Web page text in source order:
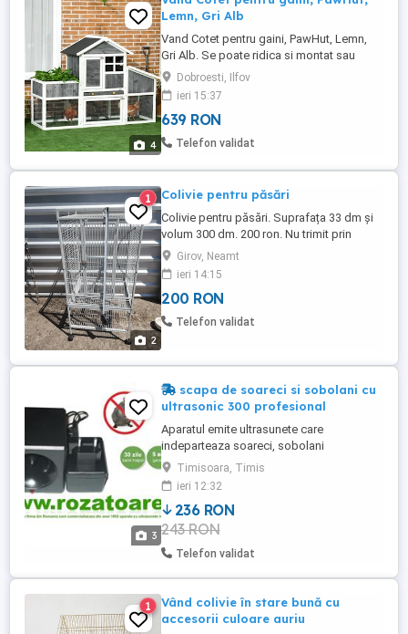
4
Lemn, Gri Alb
Vand Cotet pentru gaini, PawHut, Lemn,
Gri Alb. Se poate ridica si montat sau
poate fi demontat la fata locului. Este in
stare foarte buna. NU se asigura
transport. Preferabil a se ridica de la fata
locului.
Dobroesti, Ilfov
ieri 15:37
639 RON
Telefon validat
2
1 Colivie pentru păsări
Colivie pentru păsări. Suprafața 33 dm și
volum 300 dm. 200 ron. Nu trimit prin
curier.Girov, Neamt
ieri 14:15
200 RON
Telefon validat
3
scapa de soareci si sobolani cu
ultrasonic 300 profesional
Aparatul emite ultrasunete care
indeparteaza soareci, sobolani
(rozatoare) de pe o suprafata maxima de
300 m2 COLAS SRL este prima firma din
Romania care comercializeaza din anul
1992 aparate cu ultrasunete impotriva
rozatoarelor! Experienta in domeniu de
peste 26 ani! Nu dauneaza omului si
mediului ...
Timisoara, Timis
ieri 12:32
236 RON
243 RON
Telefon validat
1
Vând colivie în stare bună cu
accesorii culoare auriu